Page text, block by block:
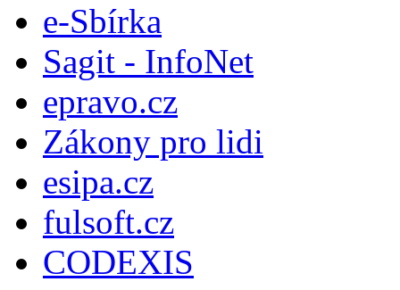
e-Sbírka
Sagit - InfoNet
epravo.cz
Zákony pro lidi
esipa.cz
fulsoft.cz
CODEXIS